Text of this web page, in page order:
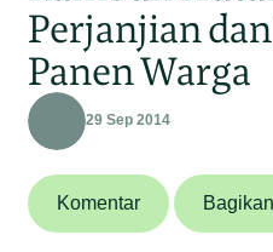
Perjanjian
Panen Warga
29 Sep 2014
Komentar